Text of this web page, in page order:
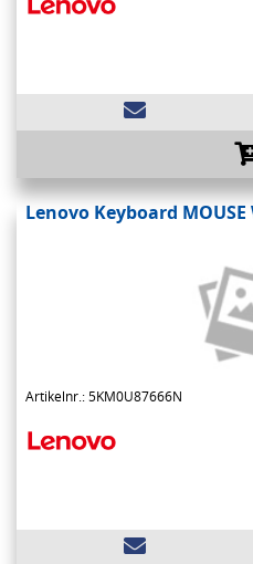
Lenovo Keyboard MOUSE
Artikelnr.: 5KM0U87666N